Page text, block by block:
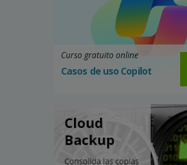
Curso gratuito online
Casos de uso Copilot